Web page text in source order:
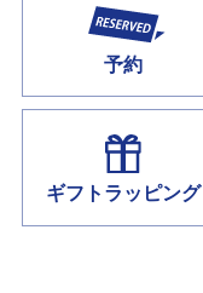
予約
ギフトラッピング